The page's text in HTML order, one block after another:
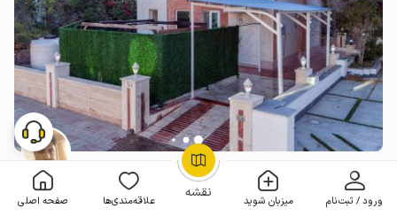
نقشه ورود / ثبت‌نام میزبان شوید علاقه‌مندی‌ها صفحه اصلی
OpenStreetMap
ویلا در کیش - دوبلکس ۴خوابه
(17 نظر)
5٬900٬000 5٬310٬000